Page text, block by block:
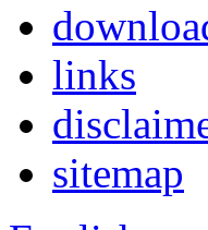
links
sitemap